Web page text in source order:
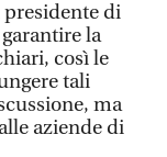
di
la
così le
tali
ma
aziende di